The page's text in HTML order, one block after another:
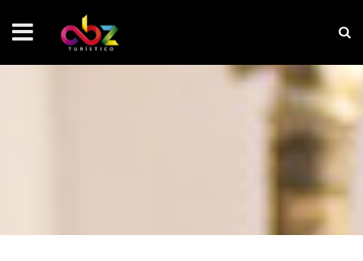
NOTICIAS SOBRESALIENTES